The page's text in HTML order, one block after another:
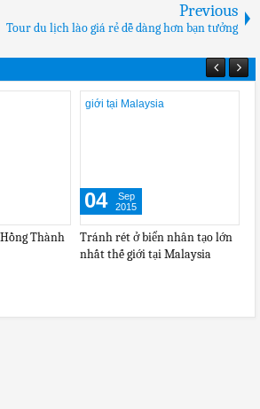
Previous
Tour du lịch lào giá rẻ dễ dàng hơn bạn tưởng
Những điểm ngắm cảnh từ
trên cao ở Malaysia
Bí quyết cho
đất nước Malaysia